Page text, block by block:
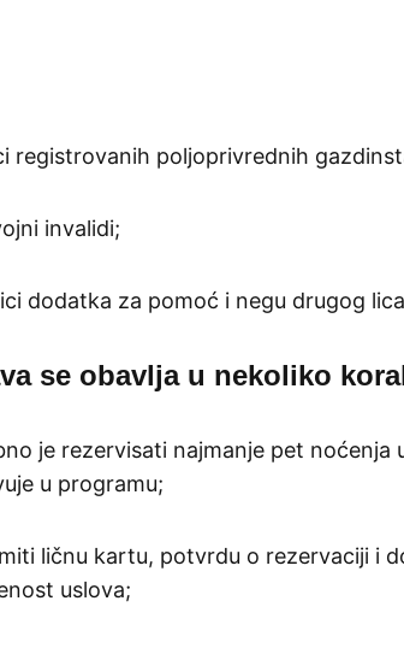
registrovanih poljoprivrednih
invalidi;
dodatka za pomoć i negu drugog
se obavlja u nekoliko
je rezervisati najmanje pet noćenja
u programu;
ličnu kartu, potvrdu o rezervaciji i
uslova;